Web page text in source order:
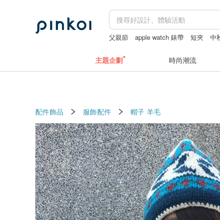
父親節 apple watch 錶帶 短夾
中
主題企劃 時尚潮流
配件飾品 服飾配件 帽子 羊毛